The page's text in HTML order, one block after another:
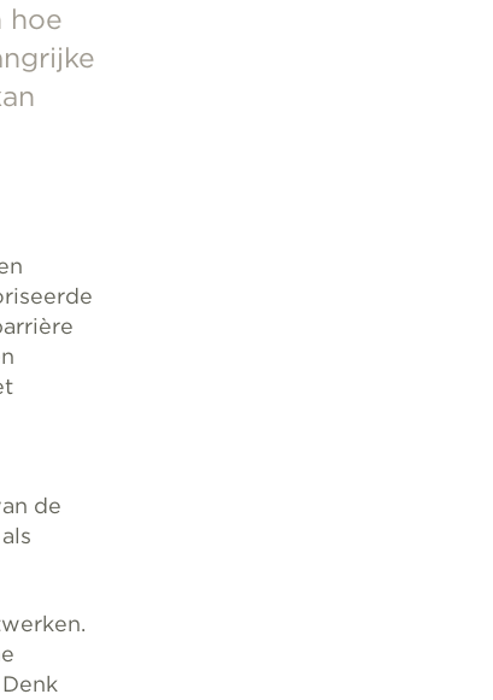
hoe
de